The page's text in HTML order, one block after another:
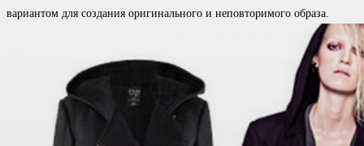
вариантом для создания оригинального и неповторимого образа.